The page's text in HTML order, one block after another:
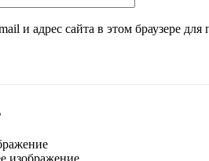
и адрес сайта в этом браузере